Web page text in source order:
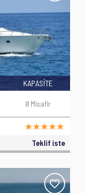
KAPASİTE
8 Misafir
Teklif iste